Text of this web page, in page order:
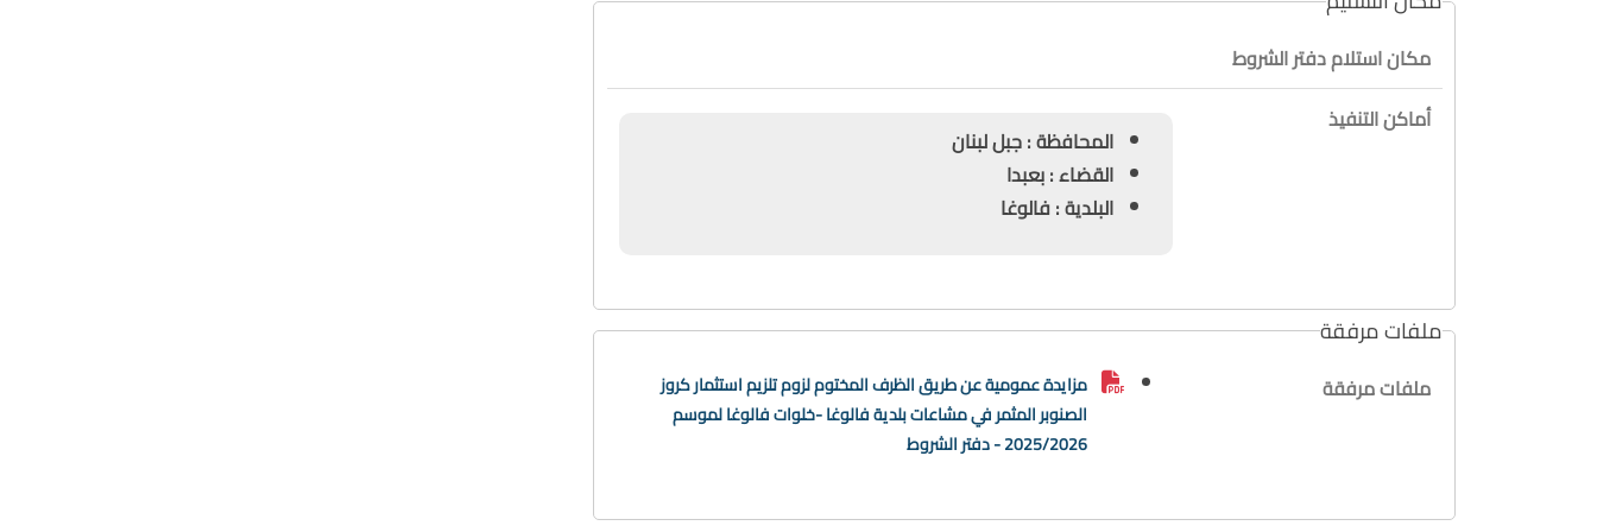
مكان استلام دفتر الشروط
أماكن التنفيذ
المحافظة : جبل لبنان
القضاء : بعبدا
البلدية : فالوغا
ملفات مرفقة
ملفات مرفقة
مزايدة عمومية عن طريق الظرف المختوم لزوم تلزيم استثمار كروز
الصنوبر المثمر في مشاعات بلدية فالوغا -خلوات فالوغا لموسم
2025/2026 - دفتر الشروط